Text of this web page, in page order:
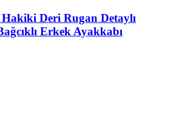
Deri Rugan Detaylı
Erkek Ayakkabı